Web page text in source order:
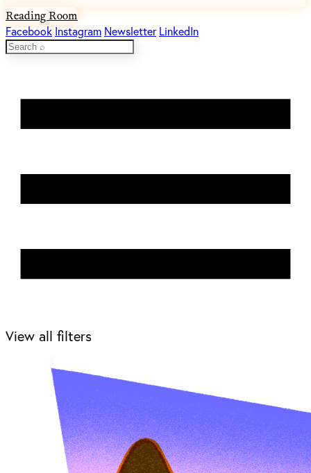
Reading Room
Facebook Instagram Newsletter LinkedIn
View all filters